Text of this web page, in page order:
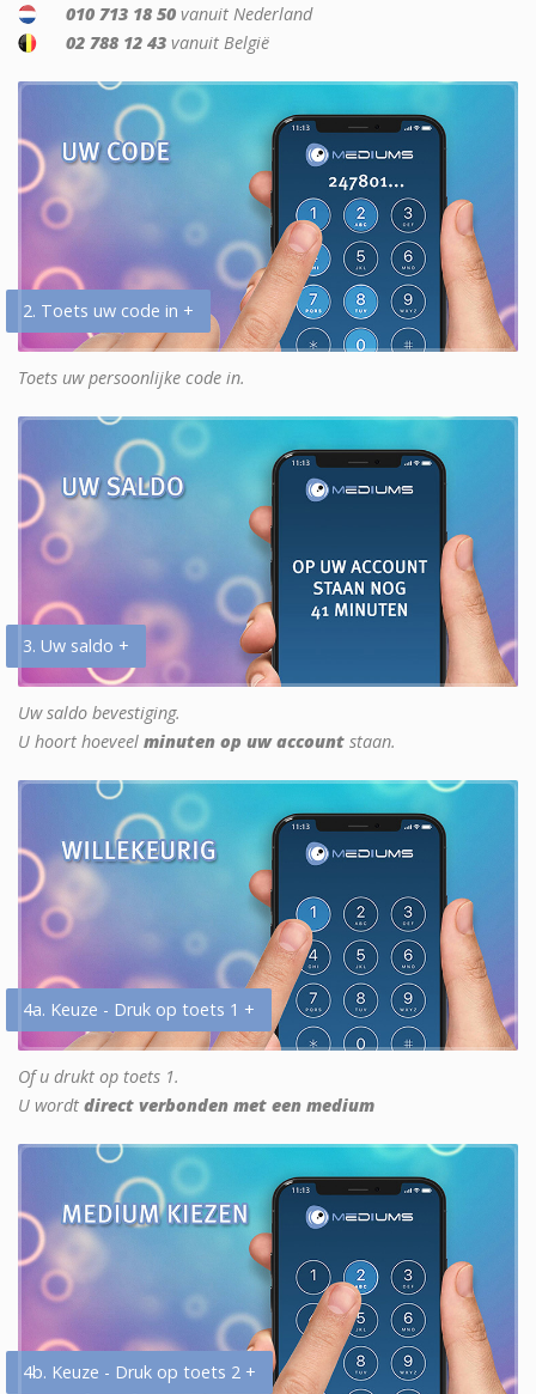
010 713 18 50 vanuit Nederland
02 788 12 43 vanuit België
2. Toets uw code in +
Toets uw persoonlijke code in.
3. Uw saldo +
Uw saldo bevestiging.
U hoort hoeveel minuten op uw account staan.
4a. Keuze - Druk op toets 1 +
Of u drukt op toets 1.
U wordt direct verbonden met een medium
4b. Keuze - Druk op toets 2 +